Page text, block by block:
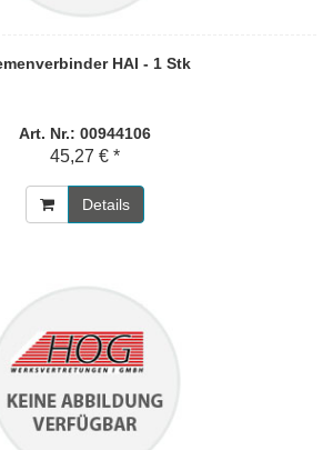
HAI - 1 Stk
Art. Nr.: 00944106
45,27 € *
Details